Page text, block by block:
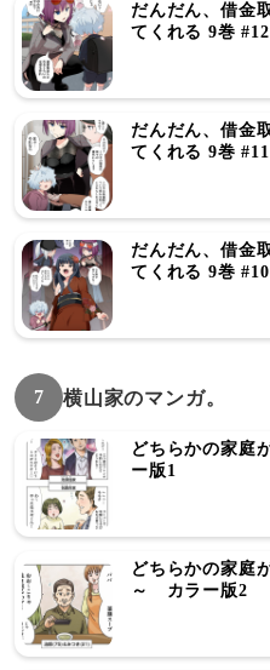
だんだん、借金
てくれる 9巻 #12
だんだん、借金
てくれる 9巻 #11
だんだん、借金
てくれる 9巻 #10
7 横山家のマンガ。
どちらかの家庭
ー版1
どちらかの家庭
～ カラー版2